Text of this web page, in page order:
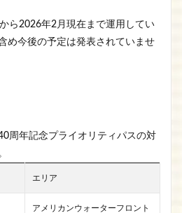
ら2026年2月現在まで運用してい
め今後の予定は発表されていませ
周年記念プライオリティパスの対
エリア
アメリカンウォーターフロント